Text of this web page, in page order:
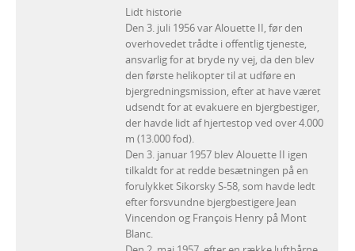
Lidt historie
Den 3. juli 1956 var Alouette II, før den
overhovedet trådte i offentlig tjeneste,
ansvarlig for at bryde ny vej, da den blev
den første helikopter til at udføre en
bjergredningsmission, efter at have været
udsendt for at evakuere en bjergbestiger,
der havde lidt af hjertestop ved over 4.000
m (13.000 fod).
Den 3. januar 1957 blev Alouette II igen
tilkaldt for at redde besætningen på en
forulykket Sikorsky S-58, som havde ledt
efter forsvundne bjergbestigere Jean
Vincendon og François Henry på Mont
Blanc.